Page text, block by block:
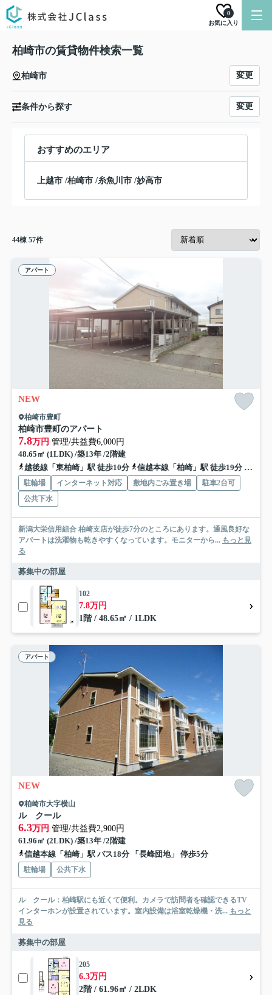
お気に入り
0
柏崎市の賃貸物件検索一覧
柏崎市 変更
条件から探す 変更
おすすめのエリア
上越市 /柏崎市 /糸魚川市 /妙高市
44棟 57件
アパート
NEW
柏崎市豊町
柏崎市豊町のアパート
7.8万円 管理/共益費6,000円
48.65㎡ (1LDK) /築13年 /2階建
越後線「東柏崎」駅 徒歩10分
信越本線「柏崎」駅 徒歩19分 信越
駐輪場 インターネット対応 敷地内ごみ置き場
駐車2台可
公共下水
新潟大栄信用組合 柏崎支店が徒歩7分のところにあります。通風良好な
アパートは洗濯物も乾きやすくなっています。モニターから... もっと見
る
募集中の部屋
102
7.8万円
1階 / 48.65㎡ / 1LDK
アパート
NEW
柏崎市大字横山
ル クール
6.3万円 管理/共益費2,900円
61.96㎡ (2LDK) /築13年 /2階建
信越本線「柏崎」駅 バス18分 「長峰団地」 停歩5分
駐輪場 公共下水
ル クール：柏崎駅にも近くて便利。カメラで訪問者を確認できるTV
インターホンが設置されています。室内設備は浴室乾燥機・洗... もっと
見る
募集中の部屋
205
6.3万円
2階 / 61.96㎡ / 2LDK